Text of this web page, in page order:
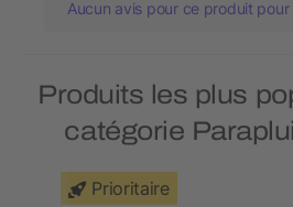
Aucun avis pour ce produit pour
Produits les plus
catégorie
Prioritaire